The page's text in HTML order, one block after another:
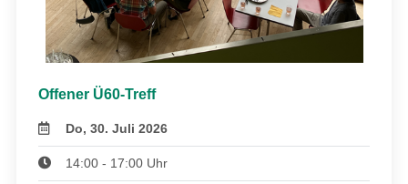
Offener Ü60-Treff
Do, 30. Juli 2026
14:00 - 17:00 Uhr